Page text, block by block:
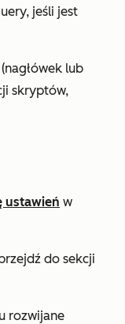
jeśli jest
lub
skryptów,
ustawień w
do sekcji
rozwijane